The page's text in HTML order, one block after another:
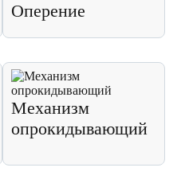
Оперение
Механизм
опрокидывающий